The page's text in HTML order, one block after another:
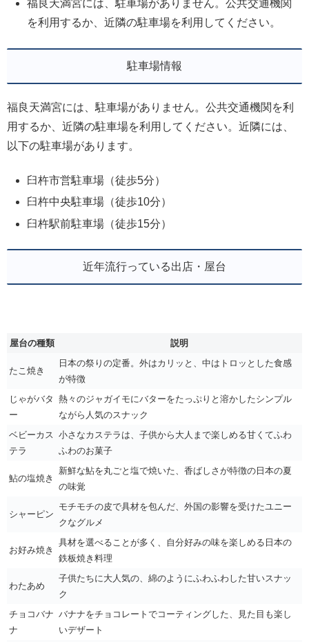
福良天満宮には、駐車場がありません。公共交通機関
を利用するか、近隣の駐車場を利用してください。
駐車場情報
福良天満宮には、駐車場がありません。公共交通機関を利
用するか、近隣の駐車場を利用してください。近隣には、
以下の駐車場があります。
臼杵市営駐車場（徒歩5分）
臼杵中央駐車場（徒歩10分）
臼杵駅前駐車場（徒歩15分）
近年流行っている出店・屋台
屋台の種類 説明
たこ焼き
日本の祭りの定番。外はカリッと、中はトロッとした食感
が特徴
じゃがバタ
ー
熱々のジャガイモにバターをたっぷりと溶かしたシンプル
ながら人気のスナック
ベビーカス
テラ
小さなカステラは、子供から大人まで楽しめる甘くてふわ
ふわのお菓子
鮎の塩焼き
新鮮な鮎を丸ごと塩で焼いた、香ばしさが特徴の日本の夏
の味覚
シャーピン
モチモチの皮で具材を包んだ、外国の影響を受けたユニー
クなグルメ
お好み焼き
具材を選べることが多く、自分好みの味を楽しめる日本の
鉄板焼き料理
わたあめ
子供たちに大人気の、綿のようにふわふわした甘いスナッ
ク
チョコバナ
ナ
バナナをチョコレートでコーティングした、見た目も楽し
いデザート